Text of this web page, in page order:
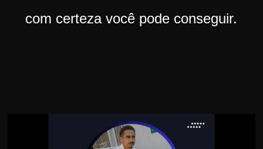
com certeza você pode conseguir.